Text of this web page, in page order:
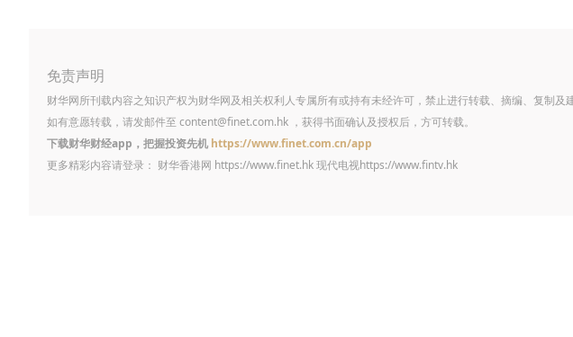
免责声明
财华网所刊载内容之知识产权为财华网及相关权利人专属所有或持有未经许可，禁止进行转载、摘编、复制及
如有意愿转载，请发邮件至 content@finet.com.hk ，获得书面确认及授权后，方可转载。
下载财华财经app，把握投资先机 https://www.finet.com.cn/app
更多精彩内容请登录： 财华香港网 https://www.finet.hk现代电视https://www.fintv.hk